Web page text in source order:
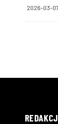
2026-03-